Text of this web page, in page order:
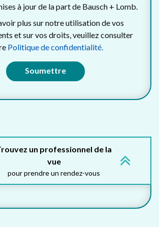
à jour de la part de Bausch + Lomb.
plus sur notre utilisation de vos
et sur vos droits, veuillez consulter
Politique de confidentialité.
un professionnel de la
vue
pour prendre un rendez-vous